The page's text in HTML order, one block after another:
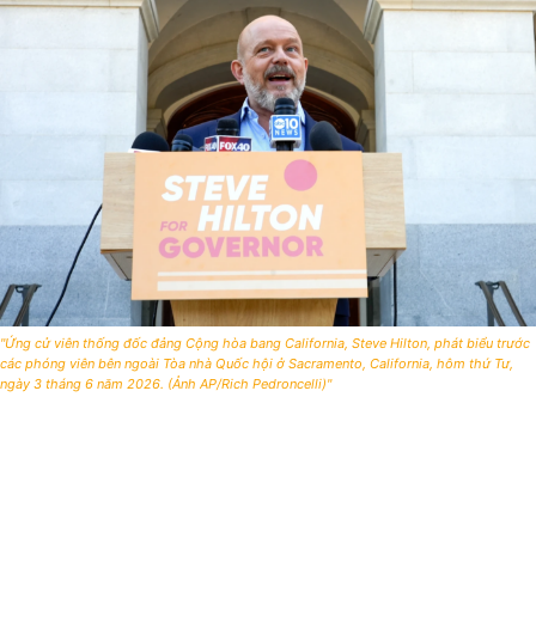
"Ứng cử viên thống đốc đảng Cộng hòa bang California, Steve Hilton, phát biểu trước
các phóng viên bên ngoài Tòa nhà Quốc hội ở Sacramento, California, hôm thứ Tư,
ngày 3 tháng 6 năm 2026. (Ảnh AP/Rich Pedroncelli)"